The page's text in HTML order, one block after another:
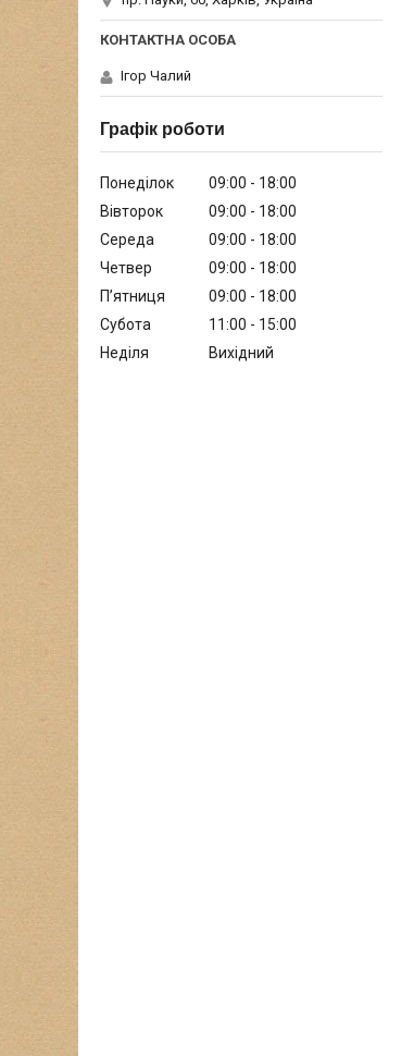
Ігор Чалий
Графік роботи
Понеділок 09:00
18:00
Вівторок
09:00
18:00
Середа
09:00
18:00
Четвер
09:00
18:00
Пʼятниця
09:00
18:00
Субота
11:00
15:00
Неділя
Вихідний